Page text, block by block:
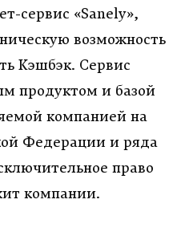
сервис «Sanely»,
возможность
Кэшбэк. Сервис
продуктом и базой
компанией на
Федерации и ряда
право
компании.